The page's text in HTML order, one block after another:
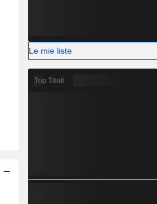
Le mie liste
Top Titoli